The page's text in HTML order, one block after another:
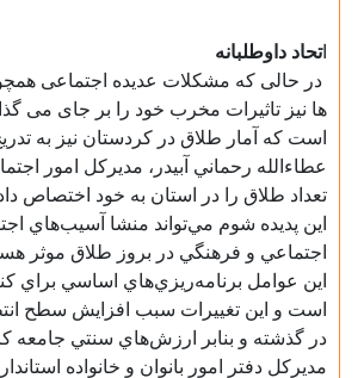
اتحاد داوطلبانه
در حالی که مشکلات عدیده اجتماعی
ها نیز تاثیرات مخرب خود را بر جای می
است که آمار طلاق در کردستان نیز به
عطاءالله رحماني آبيدر، مديرکل امور
تعداد طلاق را در استان به خود اختصاص
اين پديده شوم مي‌تواند منشا آسيب‌هاي
اجتماعي و فرهنگي در بروز طلاق موثر
اين عوامل برنامه‌ريزي‌هاي اساسي براي
است و اين تغييرات سبب افزايش سطح
در گذشته و بنابر ارزش‌هاي سنتي
مدیرکل دفتر امور بانوان و خانواده